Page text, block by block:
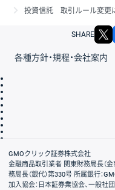
投資信託 取引ルール変更
SHARE
各種方針・規程・会社案内
会社案内
GMOクリック証券株式会社
金融商品取引業者 関東財務局長（
務局長（銀代）第330号 所属銀行：
加入協会：日本証券業協会、一般社